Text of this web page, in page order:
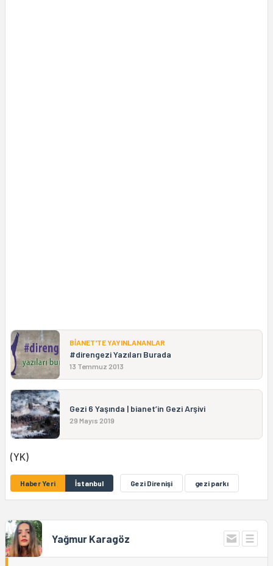
BİANET'TE YAYINLANANLAR
#direngezi Yazıları Burada
13 Temmuz 2013
Gezi 6 Yaşında | bianet’in Gezi Arşivi
29 Mayıs 2019
(YK)
Haber Yeri İstanbul Gezi Direnişi gezi parkı
Yağmur Karagöz